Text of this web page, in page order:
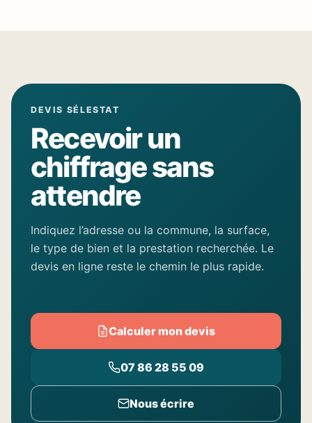
DEVIS SÉLESTAT
Recevoir un
chiffrage sans
attendre
Indiquez l’adresse ou la commune, la surface,
le type de bien et la prestation recherchée. Le
devis en ligne reste le chemin le plus rapide.
Calculer mon devis
07 86 28 55 09
Nous écrire